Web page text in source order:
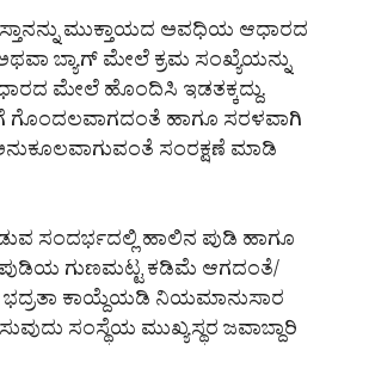
ಮುಕ್ತಾಯದ ಅವಧಿಯ ಆಧಾರದ
ಬ್ಯಾಗ್ ಮೇಲೆ ಕ್ರಮ ಸಂಖ್ಯೆಯನ್ನು
ಮೇಲೆ ಹೊಂದಿಸಿ ಇಡತಕ್ಕದ್ದು.
ಗೊಂದಲವಾಗದಂತೆ ಹಾಗೂ ಸರಳವಾಗಿ
ಅನುಕೂಲವಾಗುವಂತೆ ಸಂರಕ್ಷಣೆ ಮಾಡಿ
ಸಂದರ್ಭದಲ್ಲಿ ಹಾಲಿನ ಪುಡಿ ಹಾಗೂ
ಗುಣಮಟ್ಟ ಕಡಿಮೆ ಆಗದಂತೆ/
ಕಾಯ್ದೆಯಡಿ ನಿಯಮಾನುಸಾರ
ಸಂಸ್ಥೆಯ ಮುಖ್ಯಸ್ಥರ ಜವಾಬ್ದಾರಿ